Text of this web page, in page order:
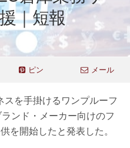
｜短報
ピン メール
を手掛けるワンプルーフ
ンド・メーカー向けのフ
を開始したと発表した。